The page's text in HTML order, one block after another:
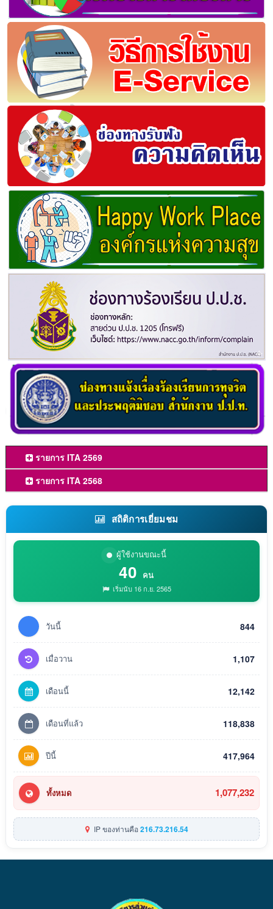
รายการ ITA 2569
รายการ ITA 2568
สถิติการเยี่ยมชม
ผู้ใช้งานขณะนี้
40 คน
เริ่มนับ 16 ก.ย. 2565
วันนี้ 844
เมื่อวาน 1,107
เดือนนี้ 12,142
เดือนที่แล้ว 118,838
ปีนี้ 417,964
ทั้งหมด 1,077,232
IP ของท่านคือ216.73.216.54